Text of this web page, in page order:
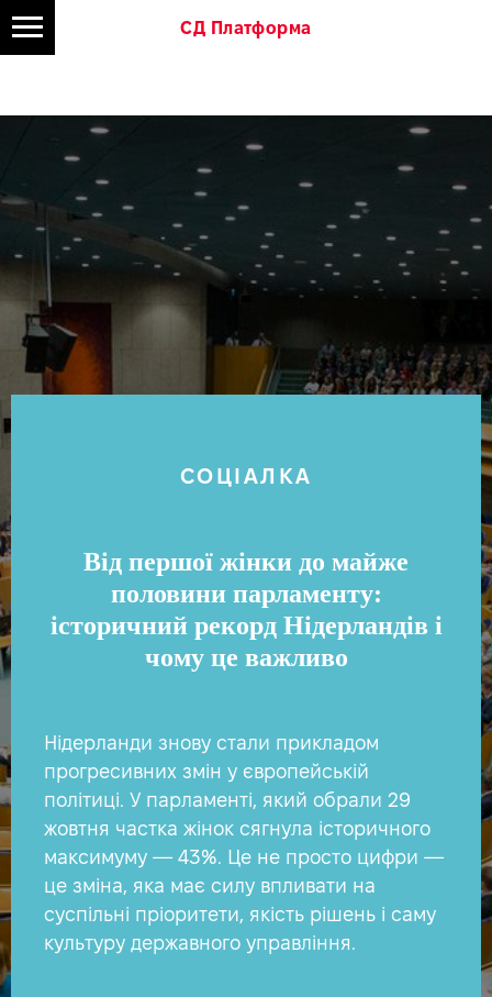
СД Платформа
СОЦІАЛКА
Від першої жінки до майже
половини парламенту:
історичний рекорд Нідерландів і
чому це важливо
Нідерланди знову стали прикладом
прогресивних змін у європейській
політиці. У парламенті, який обрали 29
жовтня частка жінок сягнула історичного
максимуму — 43%. Це не просто цифри —
це зміна, яка має силу впливати на
суспільні пріоритети, якість рішень і саму
культуру державного управління.